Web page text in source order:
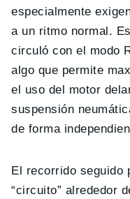
especialmente
a un ritmo normal.
circuló con el modo
algo que permite
el uso del motor
suspensión
de forma
El recorrido seguido
“circuito” alrededor